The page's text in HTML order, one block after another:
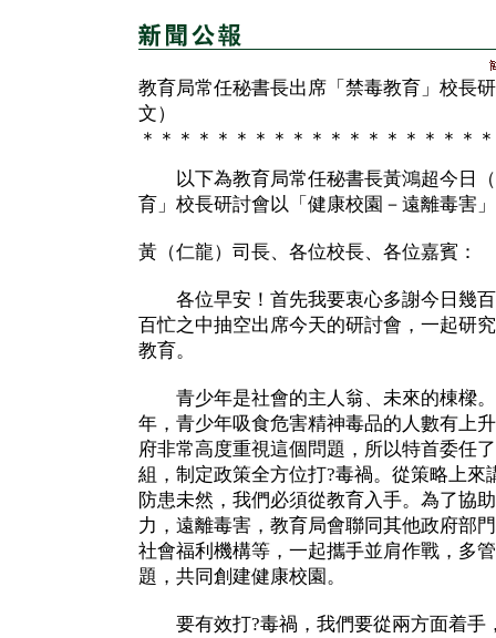
教育局常任秘書長出席「禁毒教育」校長
文）
＊＊＊＊＊＊＊＊＊＊＊＊＊＊＊＊＊＊
以下為教育局常任秘書長黃鴻超今日（
育」校長研討會以「健康校園－遠離毒害
黃（仁龍）司長、各位校長、各位嘉賓：
各位早安！首先我要衷心多謝今日幾百
百忙之中抽空出席今天的研討會，一起研
教育。
青少年是社會的主人翁、未來的棟樑。
年，青少年吸食危害精神毒品的人數有上
府非常高度重視這個問題，所以特首委任
組，制定政策全方位打?毒禍。從策略上來
防患未然，我們必須從教育入手。為了協
力，遠離毒害，教育局會聯同其他政府部
社會福利機構等，一起攜手並肩作戰，多
題，共同創建健康校園。
要有效打?毒禍，我們要從兩方面着手